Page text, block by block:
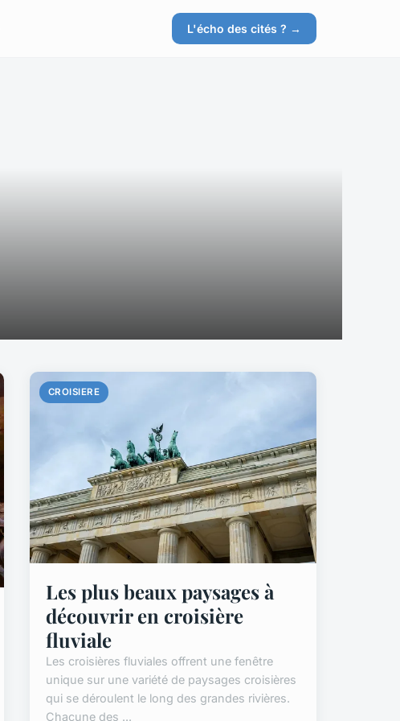
L'écho des cités ? →
CROISIERE
Les plus beaux paysages à
découvrir en croisière
fluviale
Les croisières fluviales offrent une fenêtre
unique sur une variété de paysages croisières
qui se déroulent le long des grandes rivières.
Chacune des ...